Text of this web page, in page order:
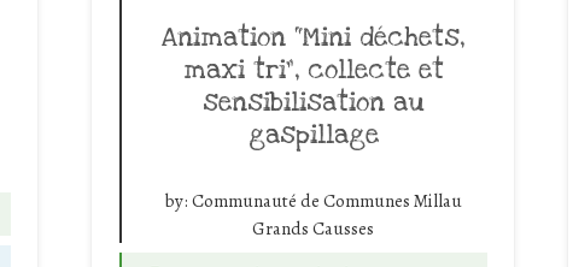
Animation “Mini déchets,
maxi tri”, collecte et
sensibilisation au
gaspillage
by: Communauté de Communes Millau
Grands Causses